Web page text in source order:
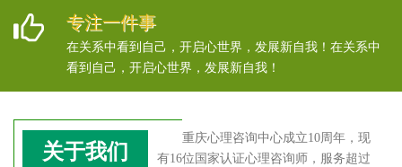
专注一件事
在关系中看到自己，开启心世界，发展新自我！在关系中
看到自己，开启心世界，发展新自我！
关于我们
重庆心理咨询中心成立10周年，现
有16位国家认证心理咨询师，服务超过